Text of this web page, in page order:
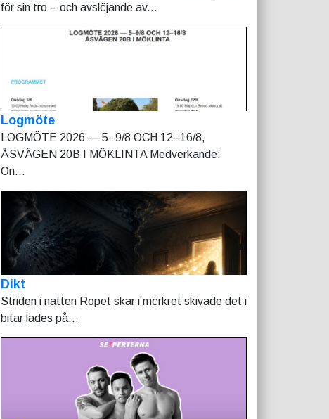
för sin tro – och avslöjande av...
Logmöte
LOGMÖTE 2026 — 5–9/8 OCH 12–16/8,
ÅSVÄGEN 20B I MÖKLINTA Medverkande:
On...
Dikt
Striden i natten Ropet skar i mörkret skivade det i
bitar lades på...